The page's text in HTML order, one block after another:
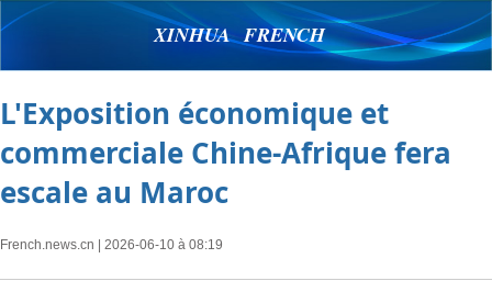
XINHUA FRENCH
L'Exposition économique et
commerciale Chine-Afrique fera
escale au Maroc
French.news.cn | 2026-06-10 à 08:19